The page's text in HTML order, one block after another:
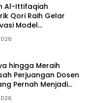
Al-Ittifaqiah
Qori Raih Gelar
Model
Al-Qur’an di UMM
hingga Meraih
Perjuangan Dosen
Pernah Menjadi